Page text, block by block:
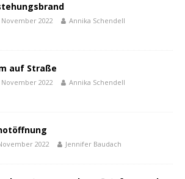
November 2022 Annika Schendell
auf Straße
November 2022 Annika Schendell
2022 Jennifer Baudach